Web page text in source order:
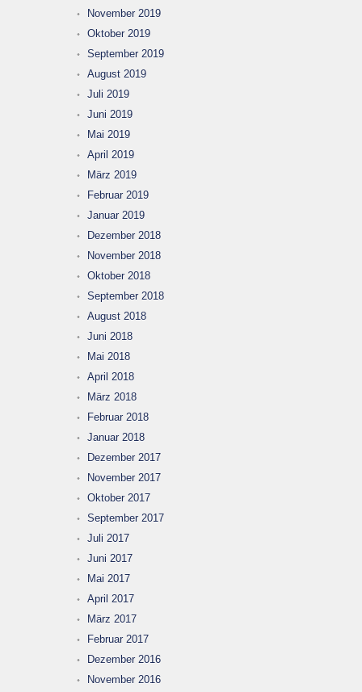
November 2019
Oktober 2019
September 2019
August 2019
Juli 2019
Juni 2019
Mai 2019
April 2019
März 2019
Februar 2019
Januar 2019
Dezember 2018
November 2018
Oktober 2018
September 2018
August 2018
Juni 2018
Mai 2018
April 2018
März 2018
Februar 2018
Januar 2018
Dezember 2017
November 2017
Oktober 2017
September 2017
Juli 2017
Juni 2017
Mai 2017
April 2017
März 2017
Februar 2017
Dezember 2016
November 2016